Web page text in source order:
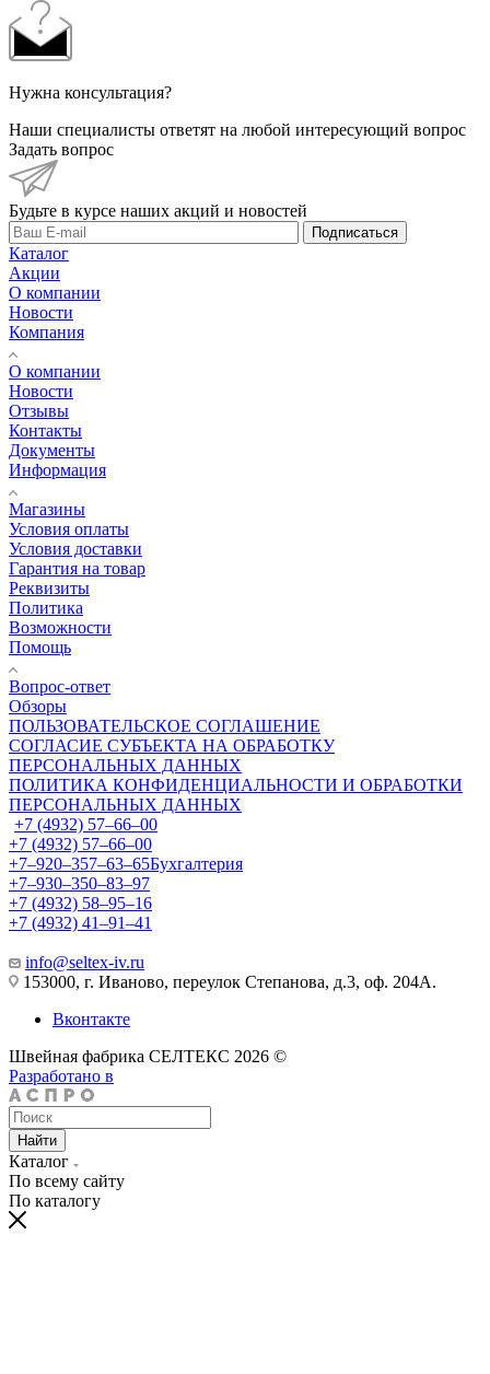
Нужна консультация?
Наши специалисты ответят на любой интересующий вопрос
Задать вопрос
Будьте в курсе наших акций и новостей
Подписаться
Каталог
Акции
О компании
Новости
Компания
О компании
Новости
Отзывы
Контакты
Документы
Информация
Магазины
Условия оплаты
Условия доставки
Гарантия на товар
Реквизиты
Политика
Возможности
Помощь
Вопрос-ответ
Обзоры
ПОЛЬЗОВАТЕЛЬСКОЕ СОГЛАШЕНИЕ
СОГЛАСИЕ СУБЪЕКТА НА ОБРАБОТКУ
ПЕРСОНАЛЬНЫХ ДАННЫХ
ПОЛИТИКА КОНФИДЕНЦИАЛЬНОСТИ И ОБРАБОТКИ
ПЕРСОНАЛЬНЫХ ДАННЫХ
+7 (4932) 57‒66‒00
+7 (4932) 57‒66‒00
+7‒920‒357‒63‒65Бухгалтерия
+7‒930‒350‒83‒97
+7 (4932) 58‒95‒16
+7 (4932) 41‒91‒41
info@seltex-iv.ru
153000, г. Иваново, переулок Степанова, д.3, оф. 204А.
Вконтакте
Швейная фабрика СЕЛТЕКС 2026 ©
Разработано в
Найти
Каталог
По всему сайту
По каталогу